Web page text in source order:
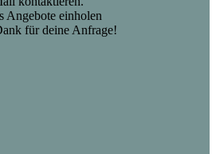
Angebote einholen
für deine Anfrage!